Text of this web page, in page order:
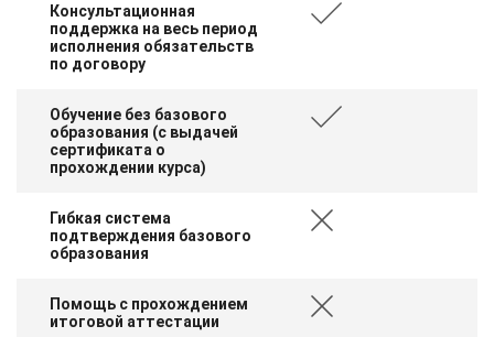
Консультационная
поддержка на весь период
исполнения обязательств
по договору
Обучение без базового
образования (с выдачей
сертификата о
прохождении курса)
Гибкая система
подтверждения базового
образования
Помощь с прохождением
итоговой аттестации
ChatApp
Свяжитесь с нами через любой удобный мессенджер!